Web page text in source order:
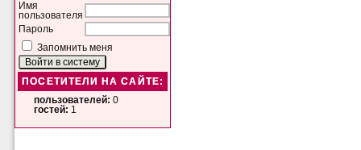
Имя
пользователя
Пароль
Запомнить меня
ПОСЕТИТЕЛИ НА САЙТЕ:
пользователей: 0
гостей: 1